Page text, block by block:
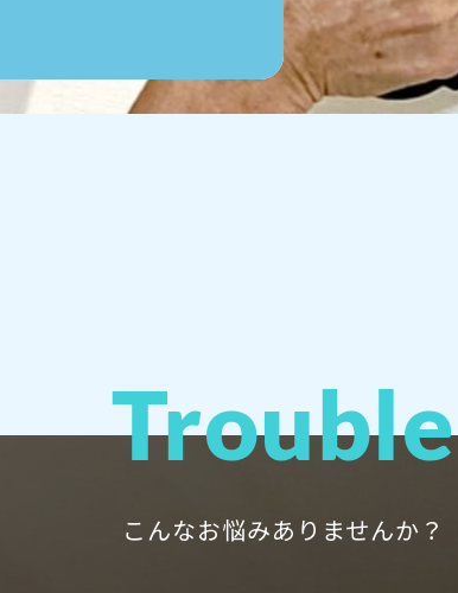
Trouble
こんなお悩みありませんか？